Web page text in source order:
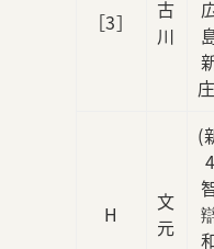
［3］
古
川
H
文
元
(
4